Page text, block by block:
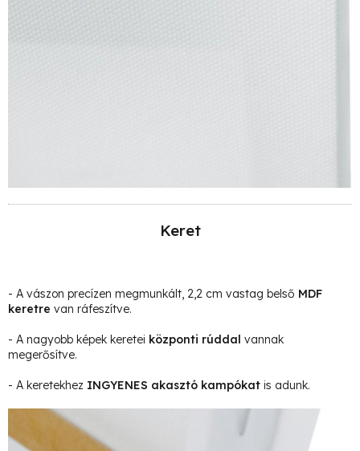
Keret
- A vászon precízen megmunkált, 2,2 cm vastag belső MDF
keretre van ráfeszítve.
- A nagyobb képek keretei központi rúddal vannak
megerősítve.
- A keretekhez INGYENES akasztó kampókat is adunk.